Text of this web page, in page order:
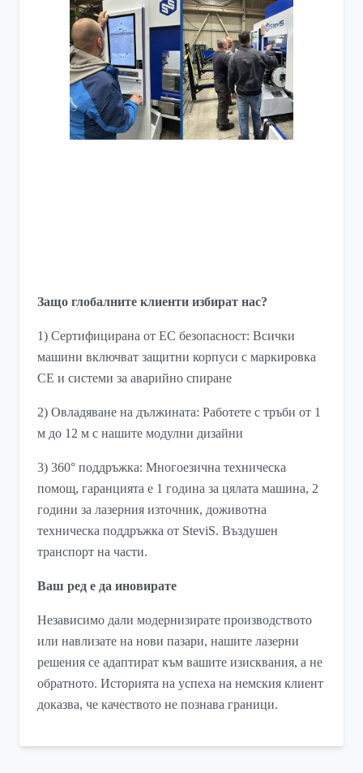
Защо глобалните клиенти избират нас?
1) Сертифицирана от ЕС безопасност: Всички
машини включват защитни корпуси с маркировка
CE и системи за аварийно спиране
2) Овладяване на дължината: Работете с тръби от 1
м до 12 м с нашите модулни дизайни
3) 360° поддръжка: Многоезична техническа
помощ, гаранцията е 1 година за цялата машина, 2
години за лазерния източник, доживотна
техническа поддръжка от SteviS. Въздушен
транспорт на части.
Ваш ред е да иновирате
Независимо дали модернизирате производството
или навлизате на нови пазари, нашите лазерни
решения се адаптират към вашите изисквания, а не
обратното. Историята на успеха на немския клиент
доказва, че качеството не познава граници.